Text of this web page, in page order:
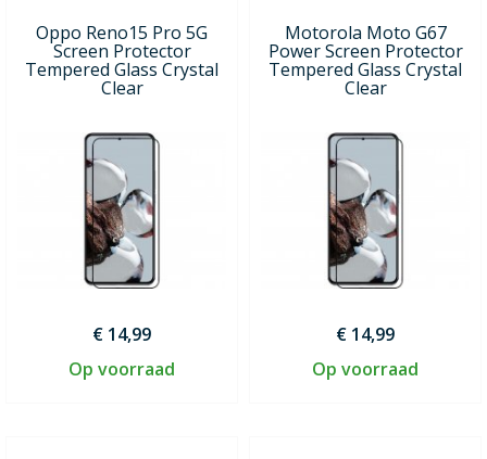
Oppo Reno15 Pro 5G
Screen Protector
Tempered Glass Crystal
Clear
€ 14,99
Op voorraad
Motorola Moto G67
Power Screen Protector
Tempered Glass Crystal
Clear
€ 14,99
Op voorraad